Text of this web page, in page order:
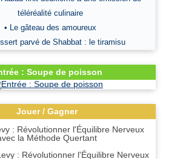
téléréalité culinaire
• Le gâteau des amoureux
parvé de Shabbat : le tiramisu
: Soupe de poisson
Jouer / Gagner
: Révolutionner l'Équilibre Nerveux
la Méthode Quertant